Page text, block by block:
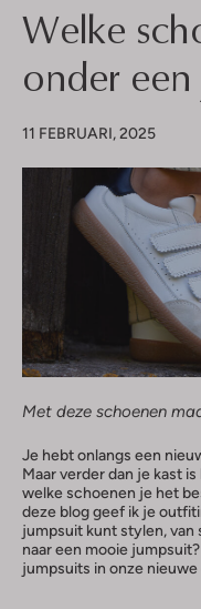
Welke
onder
11 FEBRUARI, 2025
Met deze schoenen
Je hebt onlangs een
Maar verder dan je kast
welke schoenen je het
deze blog geef ik je
jumpsuit kunt stylen, van
naar een mooie
jumpsuits in onze